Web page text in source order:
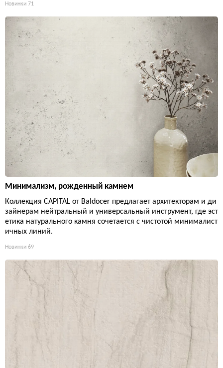
Новинки 71
Минимализм, рожденный камнем
Коллекция CAPITAL от Baldocer предлагает архитекторам и ди
зайнерам нейтральный и универсальный инструмент, где эст
етика натурального камня сочетается с чистотой минималист
ичных линий.
Новинки 69